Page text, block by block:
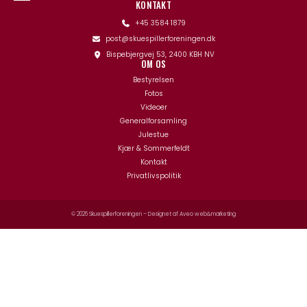
KONTAKT
+45 3584 1879
post@skuespillerforeningen.dk
Bispebjergvej 53, 2400 KBH NV
OM OS
Bestyrelsen
Fotos
Videoer
Generalforsamling
Julestue
Kjær & Sommerfeldt
Kontakt
Privatlivspolitik
© 2026 Skuespillerforeningen – Designet afAveo web&marketing